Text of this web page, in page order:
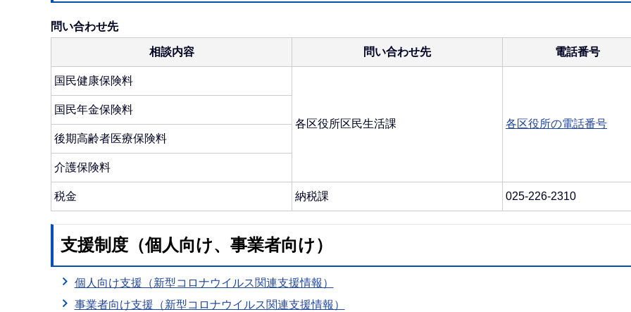
問い合わせ先
相談内容 問い合わせ先 電話番号
国民健康保険料
各区役所区民生活課 各区役所の電話番号
国民年金保険料
後期高齢者医療保険料
介護保険料
税金 納税課 025-226-2310
支援制度（個人向け、事業者向け）
個人向け支援（新型コロナウイルス関連支援情報）
事業者向け支援（新型コロナウイルス関連支援情報）